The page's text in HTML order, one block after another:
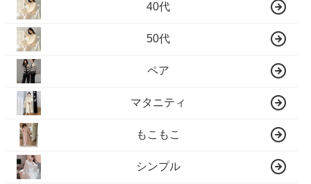
40代
50代
ペア
マタニティ
もこもこ
シンプル